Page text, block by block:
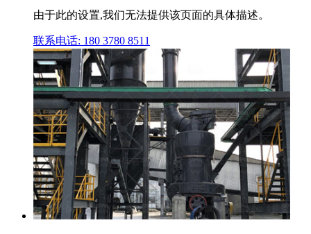
由于此的设置,我们无法提供该页面的具体描述。
联系电话: 180 3780 8511